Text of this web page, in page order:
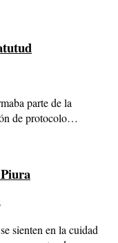
parte de la
de protocolo…
sienten en la cuidad